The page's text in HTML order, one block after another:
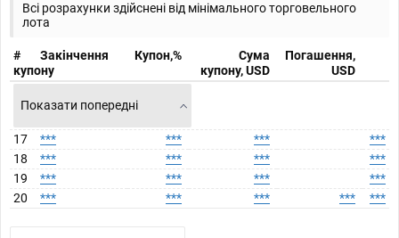
Всі розрахунки здійснені від мінімального торговельного
лота
#
Закінчення
купону
Купон,%
Сума
купону, USD
Погашення,
USD
Показати попередні
17 *** *** ***
***
18
*** *** ***
***
19
*** *** ***
***
20
*** *** *** *** ***